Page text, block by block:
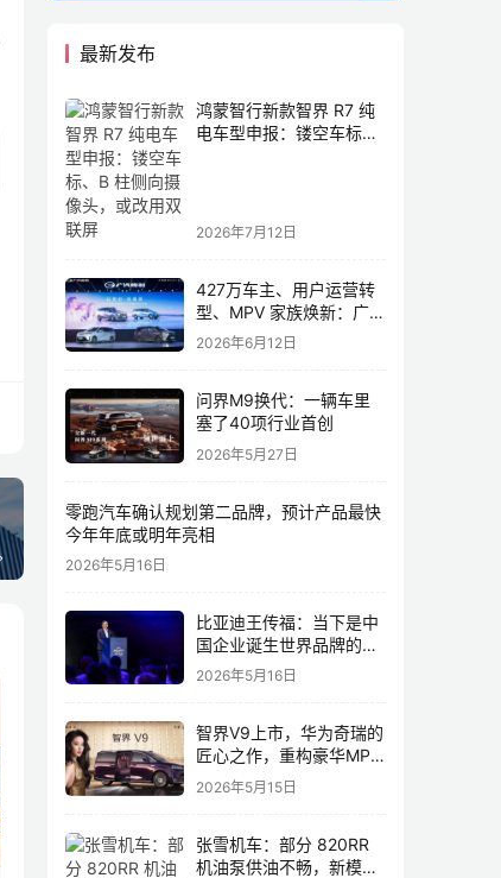
最新发布
鸿蒙智行新款智界 R7 纯
电车型申报：镂空车标、
2026年7月12日
427万车主、用户运营转
型、MPV 家族焕新：广汽
传祺书写新传奇
2026年6月12日
问界M9换代：一辆车里
塞了40项行业首创
2026年5月27日
零跑汽车确认规划第二品牌，预计产品最快
今年年底或明年亮相
2026年5月16日
比亚迪王传福：当下是中
国企业诞生世界品牌的最
佳历史机遇，尤其是制造
2026年5月16日
智界V9上市，华为奇瑞的
匠心之作，重构豪华MPV
市场格局
2026年5月15日
张雪机车：部分 820RR
机油泵供油不畅，新模具